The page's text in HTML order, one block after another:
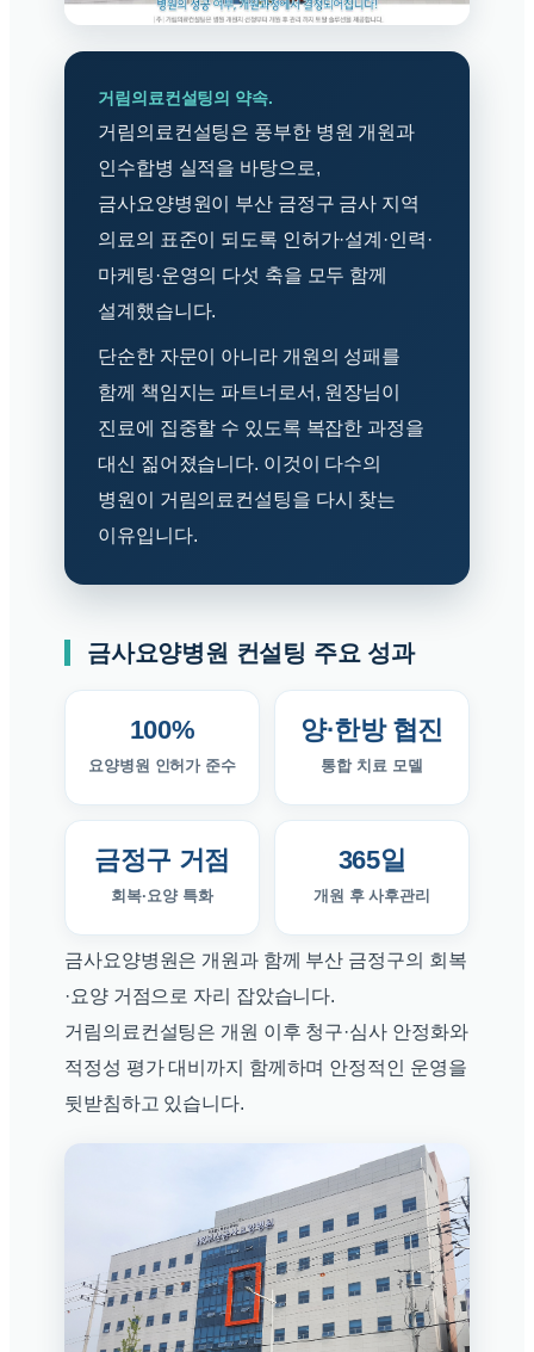
거림의료컨설팅의 약속.
거림의료컨설팅은 풍부한 병원 개원과
인수합병 실적을 바탕으로,
금사요양병원이 부산 금정구 금사 지역
의료의 표준이 되도록 인허가·설계·인력·
마케팅·운영의 다섯 축을 모두 함께
설계했습니다.
단순한 자문이 아니라 개원의 성패를
함께 책임지는 파트너로서, 원장님이
진료에 집중할 수 있도록 복잡한 과정을
대신 짊어졌습니다. 이것이 다수의
병원이 거림의료컨설팅을 다시 찾는
이유입니다.
금사요양병원 컨설팅 주요 성과
100%
요양병원 인허가 준수
양·한방 협진
통합 치료 모델
금정구 거점
회복·요양 특화
365일
개원 후 사후관리
금사요양병원은 개원과 함께 부산 금정구의 회복
·요양 거점으로 자리 잡았습니다.
거림의료컨설팅은 개원 이후 청구·심사 안정화와
적정성 평가 대비까지 함께하며 안정적인 운영을
뒷받침하고 있습니다.